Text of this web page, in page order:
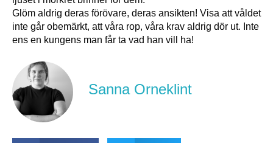
Glöm aldrig deras förövare, deras ansikten! Visa att våldet
inte går obemärkt, att våra rop, våra krav aldrig dör ut. Inte
ens en kungens man får ta vad han vill ha!
Sanna Orneklint